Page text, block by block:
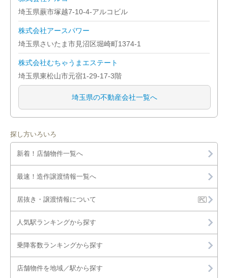
埼玉県蕨市塚越7-10-4-アルコビル
株式会社アースパワー
埼玉県さいたま市見沼区堀崎町1374-1
株式会社むちゃうまエステート
埼玉県東松山市元宿1-29-17-3階
埼玉県の不動産会社一覧へ
探し方いろいろ
新着！店舗物件一覧へ
最速！造作譲渡情報一覧へ
居抜き・譲渡情報について
人気駅ランキングから探す
乗降客数ランキングから探す
店舗物件を地域／駅から探す